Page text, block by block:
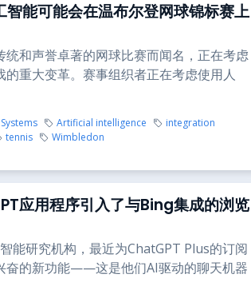
智能可能会在温布尔登网球锦标赛上
统和声誉卓著的网球比赛而闻名，正在考虑
重大变革。赛事组织者正在考虑使用人
Artificial intelligence
integration
tennis Wimbledon
应用程序引入了与Bing集成的浏览
能研究机构，最近为ChatGPT Plus的订阅
奋的新功能——这是他们AI驱动的聊天机器